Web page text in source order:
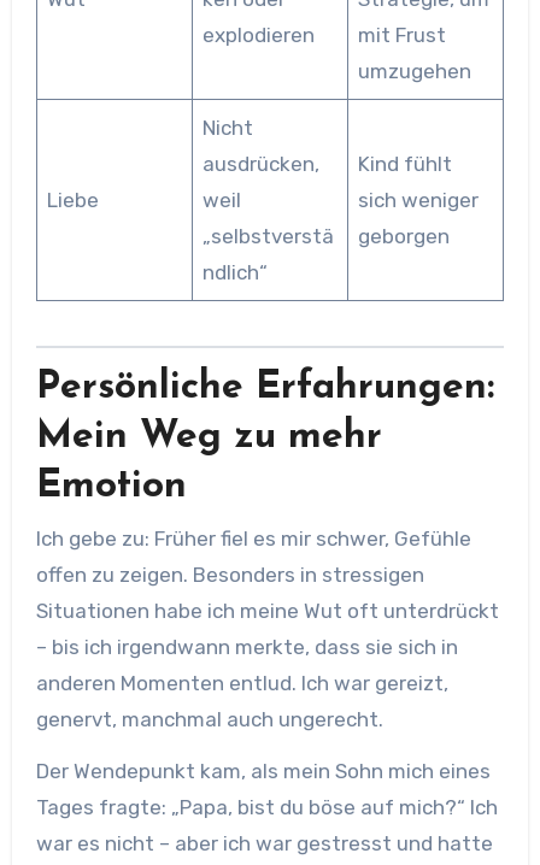
explodieren
mit Frust
umzugehen
Liebe
Nicht
ausdrücken,
weil
„selbstverstä
ndlich“
Kind fühlt
sich weniger
geborgen
Persönliche Erfahrungen:
Mein Weg zu mehr
Emotion
Ich gebe zu: Früher fiel es mir schwer, Gefühle
offen zu zeigen. Besonders in stressigen
Situationen habe ich meine Wut oft unterdrückt
– bis ich irgendwann merkte, dass sie sich in
anderen Momenten entlud. Ich war gereizt,
genervt, manchmal auch ungerecht.
Der Wendepunkt kam, als mein Sohn mich eines
Tages fragte: „Papa, bist du böse auf mich?“ Ich
war es nicht – aber ich war gestresst und hatte